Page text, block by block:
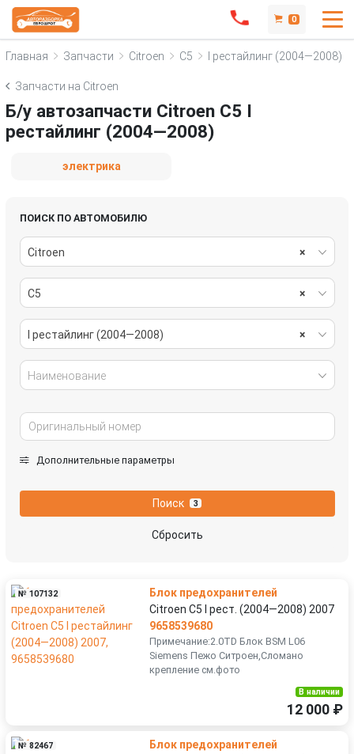
0
Главная Запчасти Citroen C5 I рестайлинг (2004—2008)
Запчасти на Citroen
Б/у автозапчасти Citroen C5 I
рестайлинг (2004—2008)
электрика
ПОИСК ПО АВТОМОБИЛЮ
×
Citroen
×
C5
×
I рестайлинг (2004—2008)
Наименование
Дополнительные параметры
Поиск 3
Сбросить
№ 107132
Блок предохранителей
Citroen C5 I рест. (2004—2008) 2007
9658539680
Примечание:2.0TD Блок BSM L06
Siemens Пежо Ситроен,Сломано
крепление см.фото
В наличии
12 000 ₽
№ 82467
Блок предохранителей